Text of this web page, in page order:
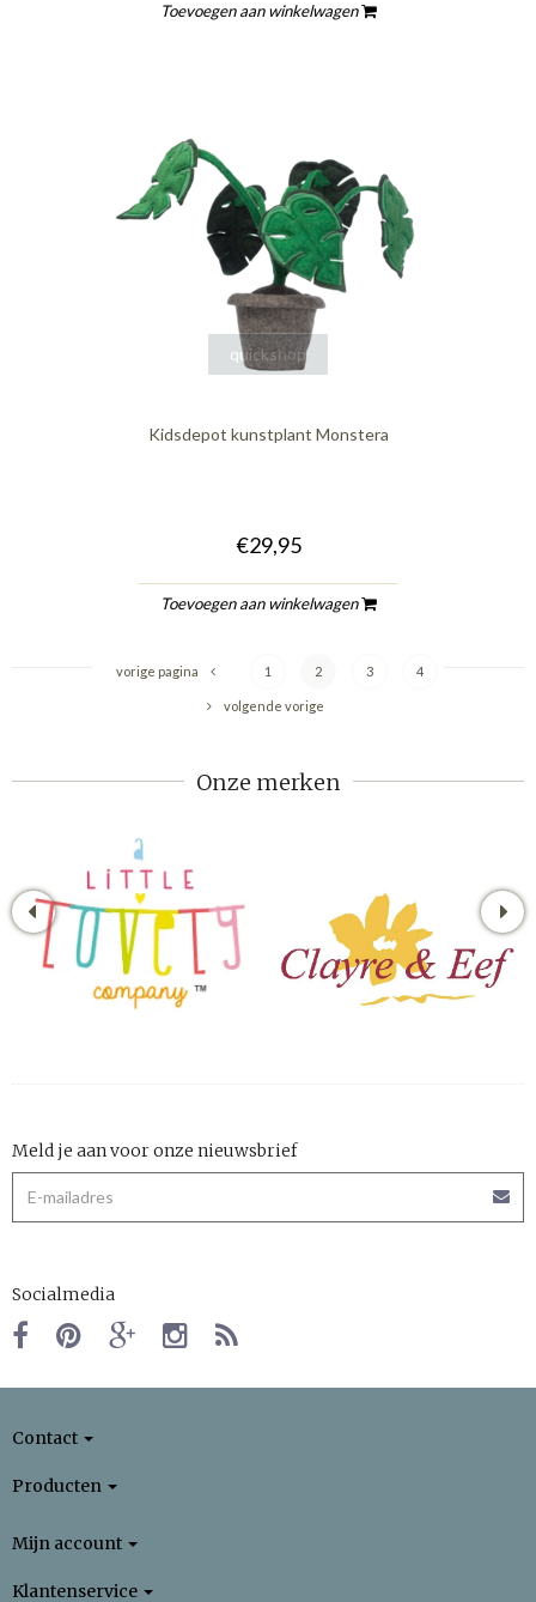
Toevoegen aan winkelwagen
quickshop
Kidsdepot kunstplant Monstera
€29,95
Toevoegen aan winkelwagen
vorige pagina 1 2 3 4
volgende vorige
Onze merken
Meld je aan voor onze nieuwsbrief
Socialmedia
Contact
Producten
Mijn account
Klantenservice